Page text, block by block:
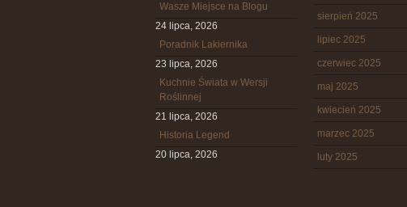
Wasze Miejsce na Blogu
24 lipca, 2026
Poradnik Lakiernika
23 lipca, 2026
Kuchnie Świata w Wersji
Roślinnej
21 lipca, 2026
Historia Legend
20 lipca, 2026
sierpień 2025
lipiec 2025
czerwiec 2025
maj 2025
kwiecień 2025
marzec 2025
luty 2025